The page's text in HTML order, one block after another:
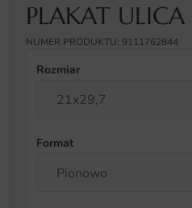
PLAKAT
NUMER PRODUKTU: 9111762844
Rozmiar
Format